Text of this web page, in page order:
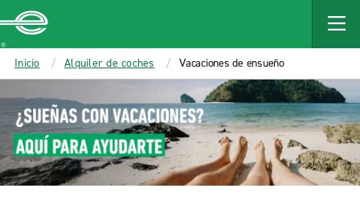
MAIN
CONTENT
Enterprise
Inicio Alquiler de coches Vacaciones de ensueño